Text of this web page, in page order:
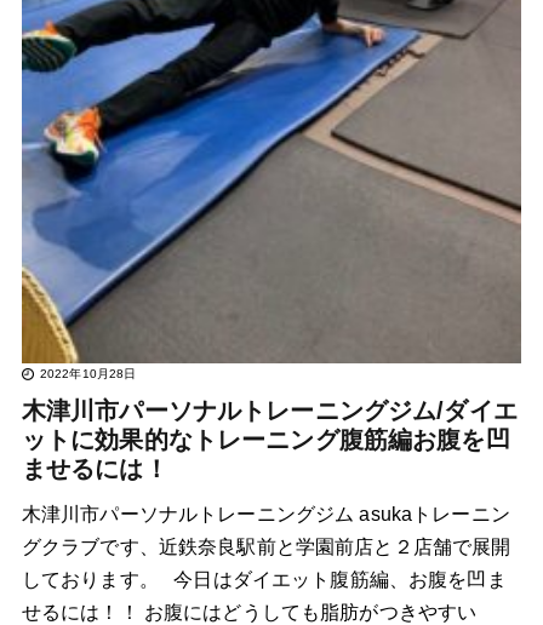
2022年10月28日
木津川市パーソナルトレーニングジム/ダイエ
ットに効果的なトレーニング腹筋編お腹を凹
ませるには！
木津川市パーソナルトレーニングジム asukaトレーニン
グクラブです、近鉄奈良駅前と学園前店と２店舗で展開
しております。 今日はダイエット腹筋編、お腹を凹ま
せるには！！ お腹にはどうしても脂肪がつきやすい